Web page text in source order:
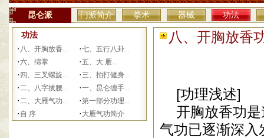
昆仑派 门派简介 拳术 器械 功法
功法
· 八、开胸放香... ·七、五行八卦...
·六、绵掌 ·五、大 雁...
· 四、三叉螺旋... ·三、拍打健身...
·二、八字拔腰... ·一、昆仑缠手...
·二、大雁气功... ·第一部分功理...
· 自 序 · 大雁气功简介
八、开胸放
[功理浅述]
开胸放香功是
气功已逐渐深入